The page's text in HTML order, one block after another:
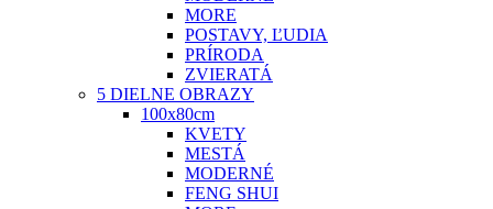
MORE
POSTAVY, ĽUDIA
PRÍRODA
ZVIERATÁ
5 DIELNE OBRAZY
100x80cm
KVETY
MESTÁ
MODERNÉ
FENG SHUI